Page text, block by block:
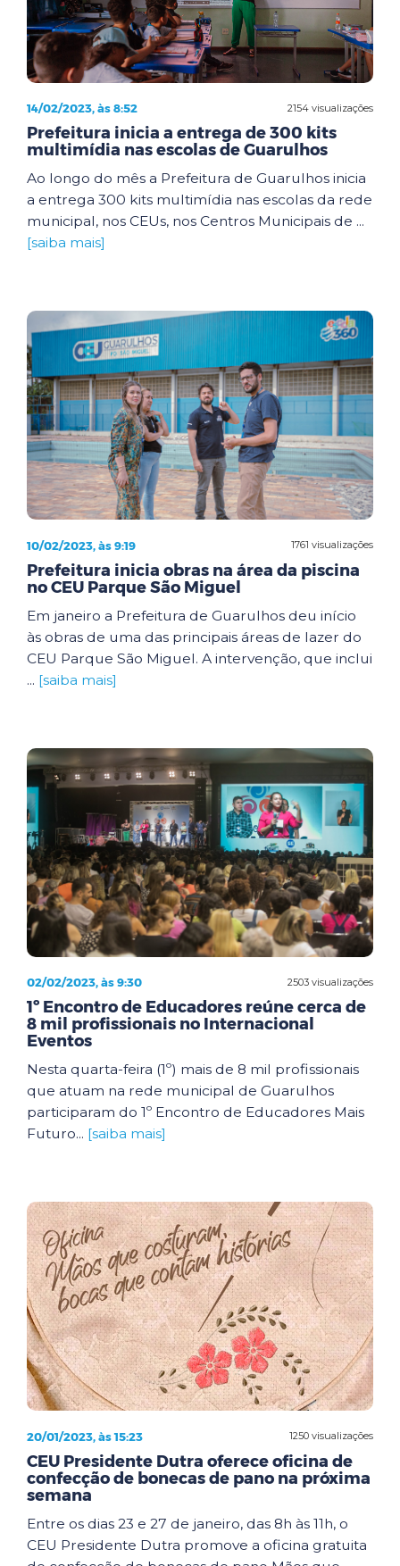
2154 visualizações
14/02/2023, às 8:52
Prefeitura inicia a entrega de 300 kits
multimídia nas escolas de Guarulhos
Ao longo do mês a Prefeitura de Guarulhos inicia
a entrega 300 kits multimídia nas escolas da rede
municipal, nos CEUs, nos Centros Municipais de ...
[saiba mais]
1761 visualizações
10/02/2023, às 9:19
Prefeitura inicia obras na área da piscina
no CEU Parque São Miguel
Em janeiro a Prefeitura de Guarulhos deu início
às obras de uma das principais áreas de lazer do
CEU Parque São Miguel. A intervenção, que inclui
... [saiba mais]
2503 visualizações
02/02/2023, às 9:30
1º Encontro de Educadores reúne cerca de
8 mil profissionais no Internacional
Eventos
Nesta quarta-feira (1º) mais de 8 mil profissionais
que atuam na rede municipal de Guarulhos
participaram do 1º Encontro de Educadores Mais
Futuro... [saiba mais]
1250 visualizações
20/01/2023, às 15:23
CEU Presidente Dutra oferece oficina de
confecção de bonecas de pano na próxima
semana
Entre os dias 23 e 27 de janeiro, das 8h às 11h, o
CEU Presidente Dutra promove a oficina gratuita